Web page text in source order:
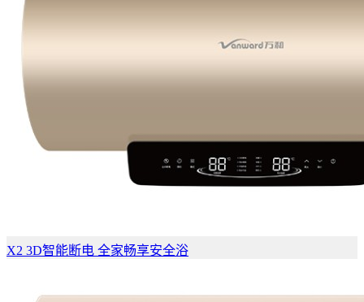
X2 3D智能断电 全家畅享安全浴